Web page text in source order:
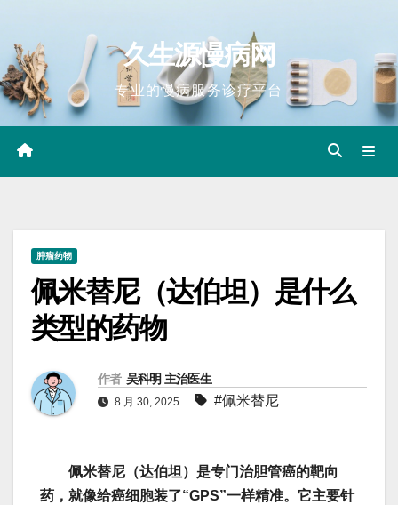
content
久生源慢病网
专业的慢病服务诊疗平台
肿瘤药物
佩米替尼（达伯坦）是什么
类型的药物
作者 吴科明 主治医生
8 月 30, 2025 #佩米替尼
佩米替尼（达伯坦）是专门治胆管癌的靶向
药，就像给癌细胞装了“GPS”一样精准。它主要针